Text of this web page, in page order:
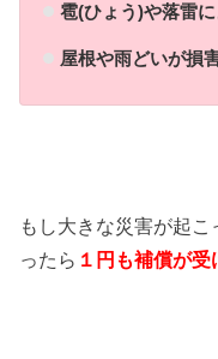
雹(ひょう)や落雷
屋根や雨どいが損
もし大きな災害が起
ったら １円も補償が受